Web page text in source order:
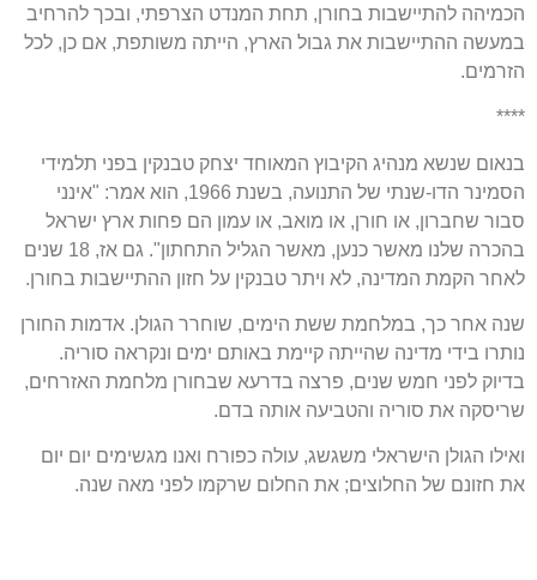
הכמיהה להתיישבות בחורן, תחת המנדט הצרפתי, ובכך להרחיב
במעשה ההתיישבות את גבול הארץ, הייתה משותפת, אם כן, לכל
הזרמים.
****
בנאום שנשא מנהיג הקיבוץ המאוחד יצחק טבנקין בפני תלמידי
הסמינר הדו-שנתי של התנועה, בשנת 1966, הוא אמר: "אינני
סבור שחברון, או חורן, או מואב, או עמון הם פחות ארץ ישראל
בהכרה שלנו מאשר כנען, מאשר הגליל התחתון". גם אז, 18 שנים
לאחר הקמת המדינה, לא ויתר טבנקין על חזון ההתיישבות בחורן.
שנה אחר כך, במלחמת ששת הימים, שוחרר הגולן. אדמות החורן
נותרו בידי מדינה שהייתה קיימת באותם ימים ונקראה סוריה.
בדיוק לפני חמש שנים, פרצה בדרעא שבחורן מלחמת האזרחים,
שריסקה את סוריה והטביעה אותה בדם.
ואילו הגולן הישראלי משגשג, עולה כפורח ואנו מגשימים יום יום
את חזונם של החלוצים; את החלום שרקמו לפני מאה שנה.